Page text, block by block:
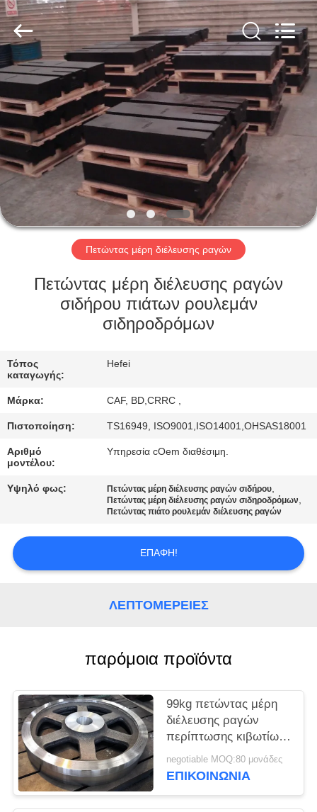
ΣΠΊΤΙ
ΠΡΟΪΌΝΤΑ
ΠΕΡΊΠΟΥ
ΕΜΕΊΣ
ΓΎΡΟΣ
ΕΡΓΟΣΤΑΣΊΩΝ
ΠΟΙΟΤΙΚΌΣ
ΜΑΣ
ΕΛΆΤΕ
ΕΠΑΦΉ
ΜΕ
ΖΗΤΉΣΤΕ
ΈΝΑ
ΑΠΌΣΠΑΣΜΑ
PRIVACY
POLICY
Hefei
Casting
&
Forging
Factory.
All
Reserved.
Developed
by
Πετώντας μέρη διέλευσης ραγών
Πετώντας μέρη διέλευσης ραγών
σιδήρου πιάτων ρουλεμάν
σιδηροδρόμων
Τόπος
καταγωγής:
Hefei
Μάρκα: CAF, BD,CRRC ,
Πιστοποίηση: TS16949, ISO9001,ISO14001,OHSAS18001
Αριθμό
μοντέλου:
Υπηρεσία cOem διαθέσιμη.
Υψηλό φως: Πετώντας μέρη διέλευσης ραγών σιδήρου,
Πετώντας μέρη διέλευσης ραγών σιδηροδρόμων,
Πετώντας πιάτο ρουλεμάν διέλευσης ραγών
ΕΠΑΦΉ!
ΛΕΠΤΟΜΈΡΕΙΕΣ
παρόμοια προϊόντα
99kg πετώντας μέρη
διέλευσης ραγών
περίπτωσης κιβωτίων
μετάδοσης
negotiable MOQ:80 μονάδες
ΕΠΙΚΟΙΝΩΝΊΑ